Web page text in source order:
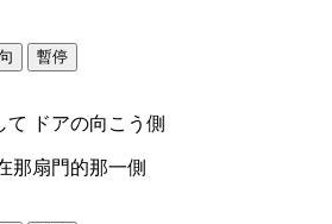
暫停
ドアの向こう側
那扇門的那一側